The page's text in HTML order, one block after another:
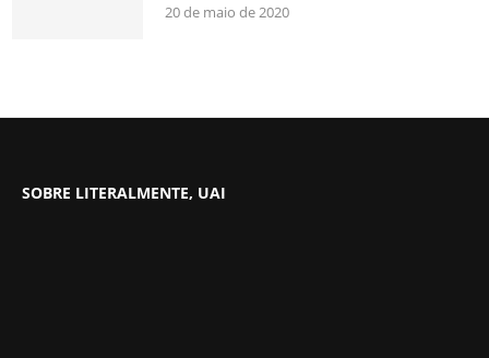
20 de maio de 2020
SOBRE LITERALMENTE, UAI